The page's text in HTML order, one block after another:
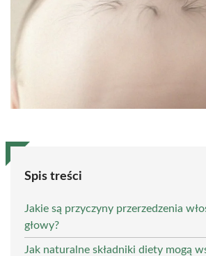
Spis treści
Jakie są przyczyny przerzedzenia
głowy?
Jak naturalne składniki diety mogą